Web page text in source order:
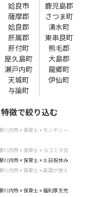
姶良市
鹿児島郡
薩摩郡
さつま町
姶良郡
湧水町
肝属郡
東串良町
肝付町
熊毛郡
屋久島町
大島郡
瀬戸内町
龍郷町
天城町
伊仙町
与論町
徴で絞り込む
川内市 × 保育士 × モンテソー
川内市 × 保育士 × ヨコミネ式
川内市 × 保育士 × 土日祝休み
川内市 × 保育士 × 英語が使え
川内市 × 保育士 × 福利厚生充